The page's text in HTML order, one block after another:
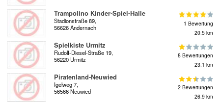
Trampolino Kinder-Spiel-Halle
Stadionstraße 89,
56626 Andernach
1 Bewertung
20.5 km
Spielkiste Urmitz
Rudolf-Diesel-Straße 19,
56220 Urmitz
8 Bewertungen
23.1 km
Piratenland-Neuwied
Igelweg 7,
56566 Neuwied
2 Bewertungen
26.9 km